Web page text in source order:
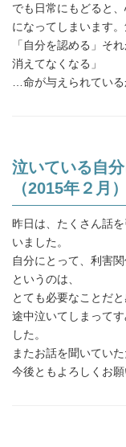
でも日常にもどると
になってしまいます
「自分を認める」そ
消えてなくなる」
…命が与えられてい
泣いている自
（2015年２月
昨日は、たくさん話
いました。
自分にとって、利害
というのは、
とても必要なことだと
途中泣いてしまって
した。
またお話を聞いてい
今後ともよろしくお願